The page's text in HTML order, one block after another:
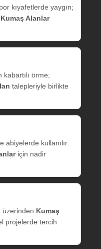
kıyafetlerde yaygın;
Alanlar
örme;
talepleriyle birlikte
abiyelerde kullanılır.
için nadir
üzerinden Kumaş
projelerde tercih